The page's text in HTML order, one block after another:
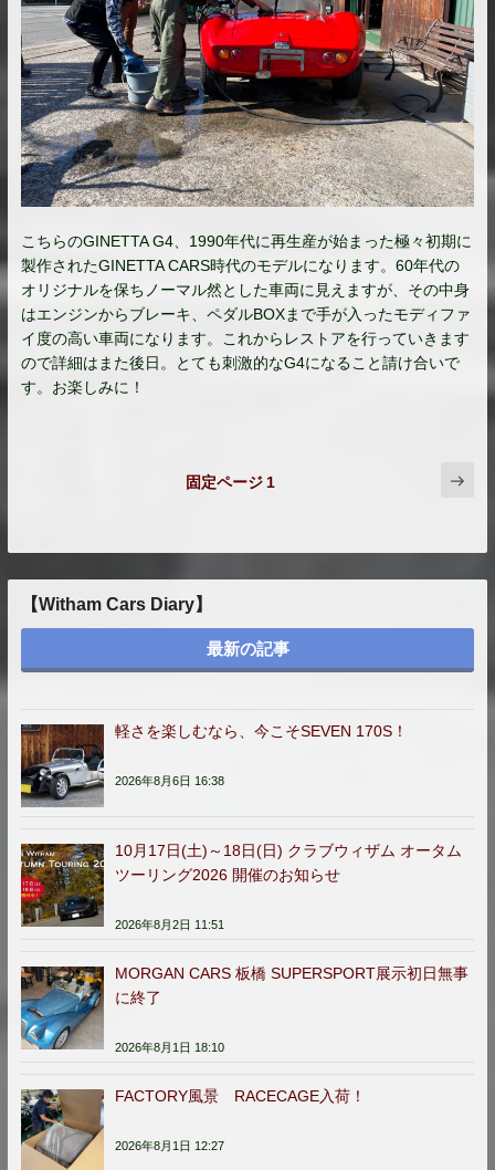
こちらのGINETTA G4、1990年代に再生産が始まった極々初期に
製作されたGINETTA CARS時代のモデルになります。60年代の
オリジナルを保ちノーマル然とした車両に見えますが、その中身
はエンジンからブレーキ、ペダルBOXまで手が入ったモディファ
イ度の高い車両になります。これからレストアを行っていきます
ので詳細はまた後日。とても刺激的なG4になること請け合いで
す。お楽しみに！
送
り
固定ページ 1
次
の
【Witham Cars Diary】
最新の記事
軽さを楽しむなら、今こそSEVEN 170S！
2026年8月6日 16:38
10月17日(土)～18日(日) クラブウィザム オータム
ツーリング2026 開催のお知らせ
2026年8月2日 11:51
MORGAN CARS 板橋 SUPERSPORT展示初日無事
に終了
2026年8月1日 18:10
FACTORY風景 RACECAGE入荷！
2026年8月1日 12:27